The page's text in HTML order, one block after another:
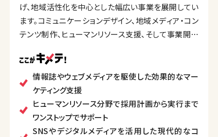
げ、地域活性化を中心とした幅広い事業を展開してい
ます。コミュニケーションデザイン、地域メディア・コン
テンツ制作、ヒューマンリソース支援、そして事業開発
独自のメディア運営やSNS活用を通じて情報発信を
強化し、地域文化の振興や観光開発を推進。また、採
用支援や人材活用のトータルソリューション提供も特
徴的です。
さらに、リアルな体験やイベントを提供することで、地
域と人々のつながりを生む取り組みを行っています。
情報誌やウェブメディアを駆使した効果的なマー
ケティング支援
ヒューマンリソース分野で採用計画から実行まで
ワンストップでサポート
SNSやデジタルメディアを活用した現代的なコ